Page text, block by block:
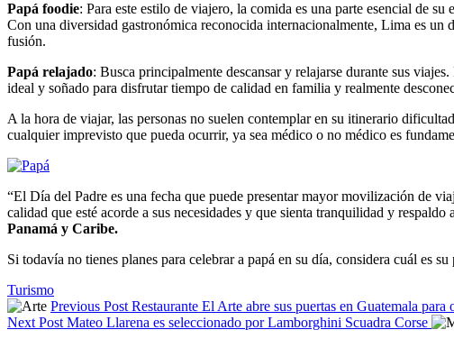
Papá foodie: Para este estilo de viajero, la comida es una parte esencial de
Con una diversidad gastronómica reconocida internacionalmente, Lima es
fusión.
Papá relajado: Busca principalmente descansar y relajarse durante sus
ideal y soñado para disfrutar tiempo de calidad en familia y realmente
A la hora de viajar, las personas no suelen contemplar en su itinerario
cualquier imprevisto que pueda ocurrir, ya sea médico o no médico es
“El Día del Padre es una fecha que puede presentar mayor movilización de
calidad que esté acorde a sus necesidades y que sienta tranquilidad y
Panamá y Caribe.
Si todavía no tienes planes para celebrar a papá en su día, considera cuál es
Tags:
Turismo
Previous Post Restaurante El Arte abre sus puertas en Guatemala
Next Post Mateo Llarena es seleccionado por Lamborghini Scuadra Corse